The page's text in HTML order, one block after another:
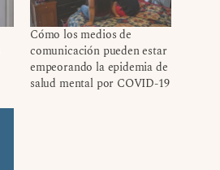
Cómo los medios de
comunicación pueden estar
empeorando la epidemia de
salud mental por COVID-19